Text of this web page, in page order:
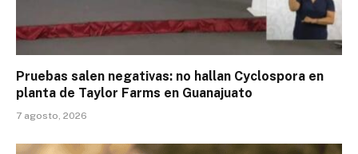
Pruebas salen negativas: no hallan Cyclospora en
planta de Taylor Farms en Guanajuato
7 agosto, 2026